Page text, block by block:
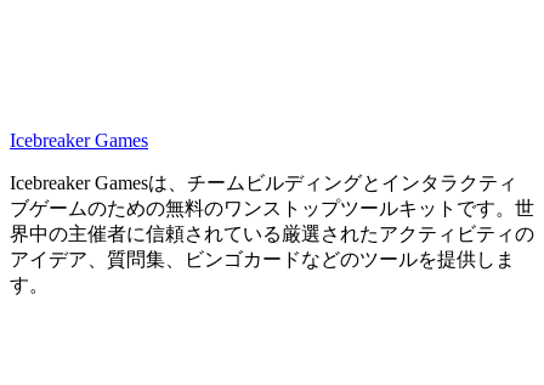
Icebreaker Games
Icebreaker Gamesは、チームビルディングとインタラクティ
ブゲームのための無料のワンストップツールキットです。世
界中の主催者に信頼されている厳選されたアクティビティの
アイデア、質問集、ビンゴカードなどのツールを提供しま
す。